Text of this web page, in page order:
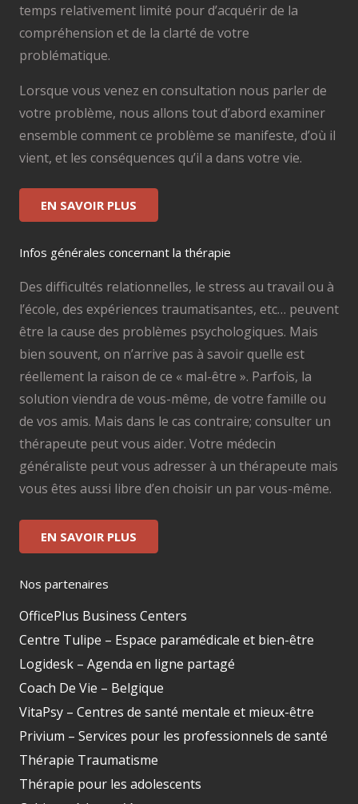
temps relativement limité pour d’acquérir de la
compréhension et de la clarté de votre
problématique.
Lorsque vous venez en consultation nous parler de
votre problème, nous allons tout d’abord examiner
ensemble comment ce problème se manifeste, d’où il
vient, et les conséquences qu’il a dans votre vie.
EN SAVOIR PLUS
Infos générales concernant la thérapie
Des difficultés relationnelles, le stress au travail ou à
l’école, des expériences traumatisantes, etc… peuvent
être la cause des problèmes psychologiques. Mais
bien souvent, on n’arrive pas à savoir quelle est
réellement la raison de ce « mal-être ». Parfois, la
solution viendra de vous-même, de votre famille ou
de vos amis. Mais dans le cas contraire; consulter un
thérapeute peut vous aider. Votre médecin
généraliste peut vous adresser à un thérapeute mais
vous êtes aussi libre d’en choisir un par vous-même.
EN SAVOIR PLUS
Nos partenaires
OfficePlus Business Centers
Centre Tulipe – Espace paramédicale et bien-être
Logidesk – Agenda en ligne partagé
Coach De Vie – Belgique
VitaPsy – Centres de santé mentale et mieux-être
Privium – Services pour les professionnels de santé
Thérapie Traumatisme
Thérapie pour les adolescents